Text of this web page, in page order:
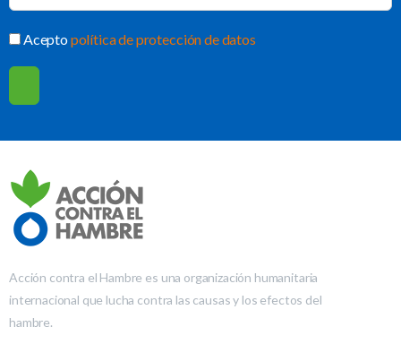
Aceptopolítica de protección de datos
Acción contra el Hambre es una organización humanitaria
internacional que lucha contra las causas y los efectos del
hambre.